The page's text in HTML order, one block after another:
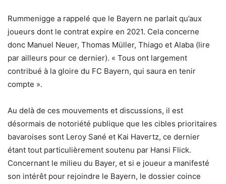
Rummenigge a rappelé que le Bayern ne parlait qu’aux
joueurs dont le contrat expire en 2021. Cela concerne
donc Manuel Neuer, Thomas Müller, Thiago et Alaba (lire
par ailleurs pour ce dernier). « Tous ont largement
contribué à la gloire du FC Bayern, qui saura en tenir
compte ».
Au delà de ces mouvements et discussions, il est
désormais de notoriété publique que les cibles prioritaires
bavaroises sont Leroy Sané et Kai Havertz, ce dernier
étant tout particulièrement soutenu par Hansi Flick.
Concernant le milieu du Bayer, et si e joueur a manifesté
son intérêt pour rejoindre le Bayern, le dossier coince